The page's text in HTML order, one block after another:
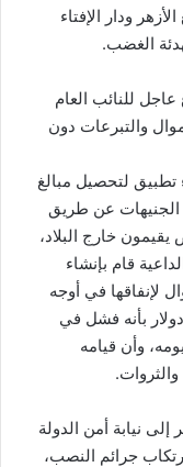
ودار الإفتاء
الغضب.
للنائب العام
والتبرعات دون
تطبيق لتحصيل مبالغ
من الجنيهات عن طريق
خارج البلاد،
قام بإنشاء
لإنفاقها في أوجه
غير معروفة وحدد لها قيما تصل إلى 500 دولار بأنه فشل في
وأن قيامه
نيابة أمن الدولة
جرائم النصب،